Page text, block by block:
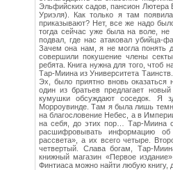
Эльфийских садов, пансион Лютера
Уриэля). Как только я там
приказывают? Нет, все же надо
тогда сейчас уже была на воле,
подвал, где нас атаковал убийца-
Зачем она нам, я не могла понять
совершили покушение члены
ребята. Книга нужна для того,
Тар-Миина из Университета
Эх, было приятно вновь оказаться
один из братьев предлагает
кумушки обсуждают соседок. Я
Морроувинде. Там я была лишь
на благословение Небес, а в
на себя, до этих пор… Тар-Миина
расшифровывать информацию об
рассвета», а их всего четыре.
четвертый. Слава богам, Тар-
книжный магазин «Первое
Финтиаса можно найти любую